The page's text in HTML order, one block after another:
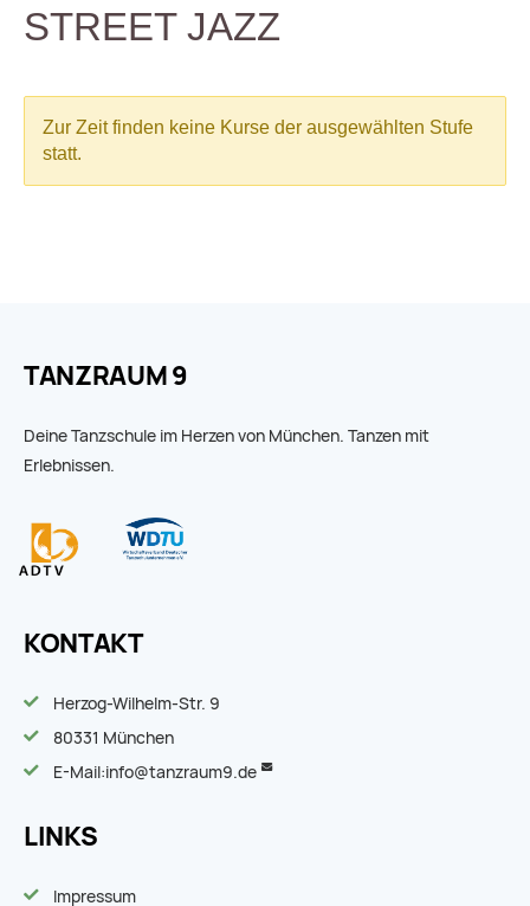
TANZRAUM 9
Deine Tanzschule im Herzen von München. Tanzen mit
Erlebnissen.
KONTAKT
Herzog-Wilhelm-Str. 9
80331 München
E-Mail:info@tanzraum9.de
LINKS
Impressum